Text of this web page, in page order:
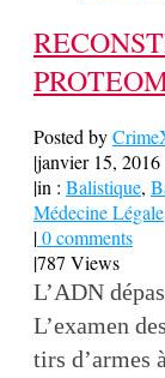
Posted by
|janvier 15, 2016
|in : Balistique,
Médecine Légale
|0 comments
|787 Views
L’ADN
L’examen
tirs d’armes